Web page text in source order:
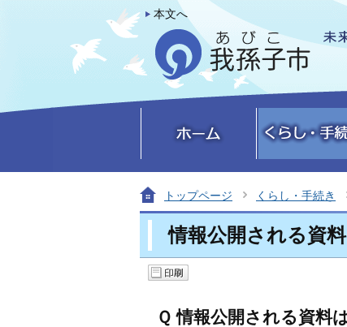
本文へ
トップページ くらし・手続き
情報公開される資
Ｑ 情報公開される資料